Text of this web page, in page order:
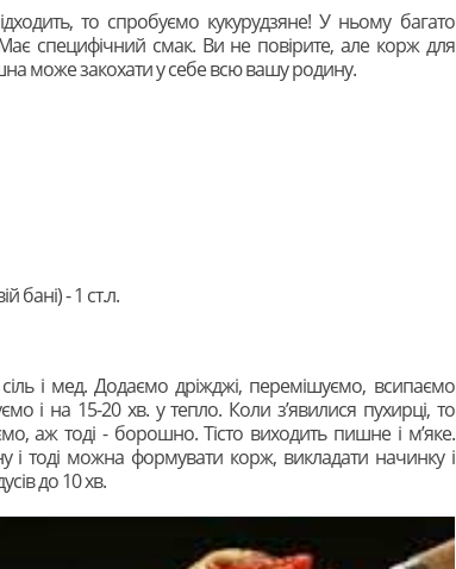
то спробуємо кукурудзяне! У ньому багато
Має специфічний смак. Ви не повірите, але корж для
може закохати у себе всю вашу родину.
бані) - 1 ст.л.
і мед. Додаємо дріжджі, перемішуємо, всипаємо
і на 15-20 хв. у тепло. Коли з’явилися пухирці, то
аж тоді - борошно. Тісто виходить пишне і м’яке.
і тоді можна формувати корж, викладати начинку і
до 10 хв.